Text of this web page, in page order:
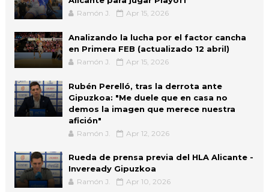
Ramón J. Apr 15, 2026
Analizando la lucha por el factor cancha
en Primera FEB (actualizado 12 abril)
Ramón J. Apr 15, 2026
Rubén Perelló, tras la derrota ante
Gipuzkoa: "Me duele que en casa no
demos la imagen que merece nuestra
afición"
Ramón J. Apr 12, 2026
Rueda de prensa previa del HLA Alicante -
Inveready Gipuzkoa
Ramón J. Apr 10, 2026